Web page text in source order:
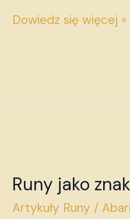
Dowiedz się więcej »
Runy jako
Artykuły Runy /
Runy
jako